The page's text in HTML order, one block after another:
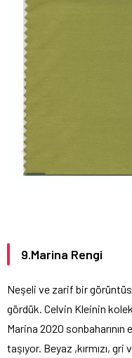
9.Marina Rengi
Neşeli ve zarif bir
gördük. Celvin Kleinin
Marina 2020
taşıyor. Beyaz ,kırmızı,